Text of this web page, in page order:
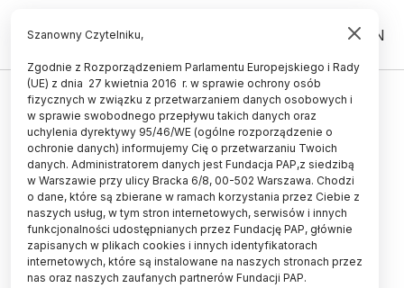
PL EN
KOSMOS
Kierownik misji Ax-4: załoga
będzie bardzo zapracowana
podczas pobytu na orbicie
ANNA BUGAJSKA
09.06.2025
aktualizacja: 09.06.2025
4 minuty czytania
Szanowny Czytelniku,
Zgodnie z Rozporządzeniem Parlamentu Europejskiego i Rady
(UE) z dnia 27 kwietnia 2016 r. w sprawie ochrony osób
fizycznych w związku z przetwarzaniem danych osobowych i
w sprawie swobodnego przepływu takich danych oraz
uchylenia dyrektywy 95/46/WE (ogólne rozporządzenie o
ochronie danych) informujemy Cię o przetwarzaniu Twoich
danych. Administratorem danych jest Fundacja PAP,z siedzibą
w Warszawie przy ulicy Bracka 6/8, 00-502 Warszawa. Chodzi
o dane, które są zbierane w ramach korzystania przez Ciebie z
naszych usług, w tym stron internetowych, serwisów i innych
funkcjonalności udostępnianych przez Fundację PAP, głównie
zapisanych w plikach cookies i innych identyfikatorach
internetowych, które są instalowane na naszych stronach przez
nas oraz naszych zaufanych partnerów Fundacji PAP.